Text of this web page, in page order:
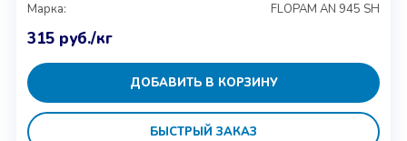
Марка:
FLOPAM AN 945 SH
315 руб./кг
ДОБАВИТЬ В КОРЗИНУ
БЫСТРЫЙ ЗАКАЗ